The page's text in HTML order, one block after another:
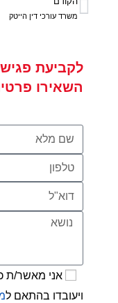
משרד עורכי דין הייטק
לקביעת
השאירו
אני מאשר/ת
ויעובדו בהתאם ל